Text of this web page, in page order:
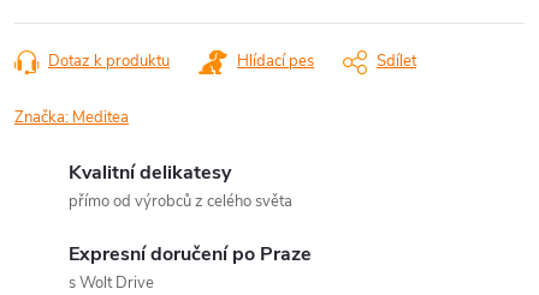
Dotaz k produktu Hlídací pes Sdílet
Značka: Meditea
Kvalitní delikatesy
přímo od výrobců z celého světa
Expresní doručení po Praze
s Wolt Drive